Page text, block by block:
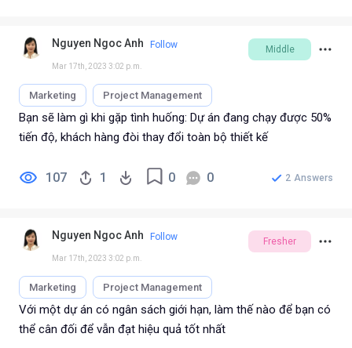
Nguyen Ngoc Anh Follow
Mar 17th, 2023 3:02 p.m.
Middle
Marketing Project Management
Bạn sẽ làm gì khi gặp tình huống: Dự án đang chạy được 50%
tiến độ, khách hàng đòi thay đổi toàn bộ thiết kế
107 1 0 0 2 Answers
Nguyen Ngoc Anh Follow
Mar 17th, 2023 3:02 p.m.
Fresher
Marketing Project Management
Với một dự án có ngân sách giới hạn, làm thế nào để bạn có
thể cân đối để vẫn đạt hiệu quả tốt nhất